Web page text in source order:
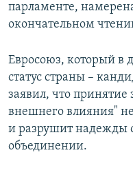
парламенте,
окончательном
Евросоюз, который в
статус страны –
заявил, что принятие
внешнего влияния"
и разрушит надежды
объединении.